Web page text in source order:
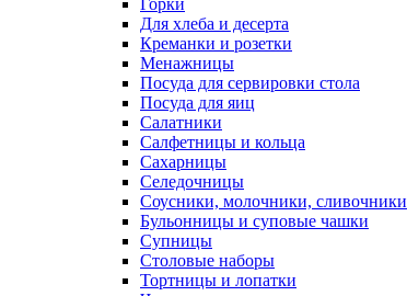
Горки
Для хлеба и десерта
Креманки и розетки
Менажницы
Посуда для сервировки стола
Посуда для яиц
Салатники
Салфетницы и кольца
Сахарницы
Селедочницы
Соусники, молочники, сливочники
Бульонницы и суповые чашки
Супницы
Столовые наборы
Тортницы и лопатки